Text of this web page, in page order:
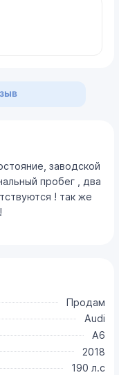
заводской
пробег , два
! так же
Продам
Audi
A6
2018
190 л.с